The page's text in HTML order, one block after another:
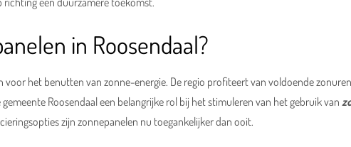
in Roosendaal?
voor het benutten van zonne-energie. De regio profiteert van voldoende
Roosendaal een belangrijke rol bij het stimuleren van het gebruik van
zijn zonnepanelen nu toegankelijker dan ooit.